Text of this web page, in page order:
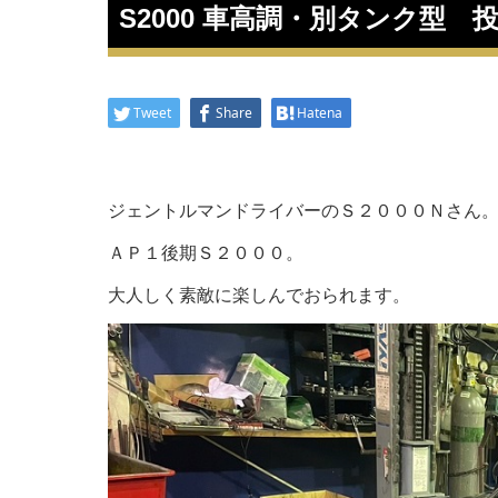
S2000 車高調・別タンク型
Tweet Share Hatena
ジェントルマンドライバーのＳ２０００Ｎさん。
ＡＰ１後期Ｓ２０００。
大人しく素敵に楽しんでおられます。